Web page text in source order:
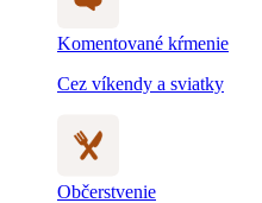
Komentované kŕmenie
Cez víkendy a sviatky
Občerstvenie